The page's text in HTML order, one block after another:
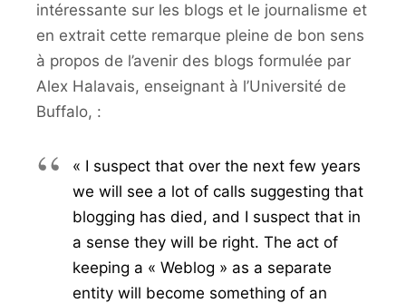
intéressante sur les blogs et le journalisme et
en extrait cette remarque pleine de bon sens
à propos de l’avenir des blogs formulée par
Alex Halavais, enseignant à l’Université de
Buffalo, :
« I suspect that over the next few years
we will see a lot of calls suggesting that
blogging has died, and I suspect that in
a sense they will be right. The act of
keeping a « Weblog » as a separate
entity will become something of an